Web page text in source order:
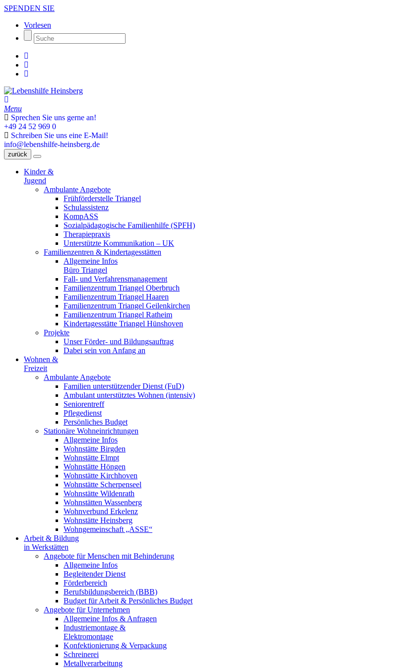
SPENDEN SIE
Vorlesen
Menu
Sprechen Sie uns gerne an!
+49 24 52 969 0
Schreiben Sie uns eine E-Mail!
info@lebenshilfe-heinsberg.de
zurück
Kinder &
Jugend
Ambulante Angebote
Frühförderstelle Triangel
Schulassistenz
KompASS
Sozialpädagogische Familienhilfe (SPFH)
Therapiepraxis
Unterstützte Kommunikation – UK
Familienzentren & Kindertagesstätten
Allgemeine Infos
Büro Triangel
Fall- und Verfahrensmanagement
Familienzentrum Triangel Oberbruch
Familienzentrum Triangel Haaren
Familienzentrum Triangel Geilenkirchen
Familienzentrum Triangel Ratheim
Kindertagesstätte Triangel Hünshoven
Projekte
Unser Förder- und Bildungsauftrag
Dabei sein von Anfang an
Wohnen &
Freizeit
Ambulante Angebote
Familien unterstützender Dienst (FuD)
Ambulant unterstütztes Wohnen (intensiv)
Seniorentreff
Pflegedienst
Persönliches Budget
Stationäre Wohneinrichtungen
Allgemeine Infos
Wohnstätte Birgden
Wohnstätte Elmpt
Wohnstätte Höngen
Wohnstätte Kirchhoven
Wohnstätte Scherpenseel
Wohnstätte Wildenrath
Wohnstätten Wassenberg
Wohnverbund Erkelenz
Wohnstätte Heinsberg
Wohngemeinschaft „ASSE“
Arbeit & Bildung
in Werkstätten
Angebote für Menschen mit Behinderung
Allgemeine Infos
Begleitender Dienst
Förderbereich
Berufsbildungsbereich (BBB)
Budget für Arbeit & Persönliches Budget
Angebote für Unternehmen
Allgemeine Infos & Anfragen
Industriemontage &
Elektromontage
Konfektionierung & Verpackung
Schreinerei
Metallverarbeitung